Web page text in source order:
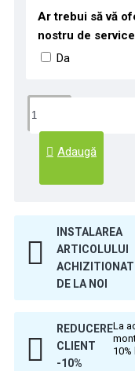
Ar trebui să vă
nostru de
Da
Adaugă
INSTALAREA
ARTICOLULUI
ACHIZITIONAT
DE LA NOI
REDUCERE
CLIENT
-10%
La